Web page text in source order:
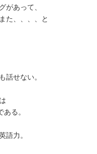
があって、
た、、、、と
話せない。
る。
語力。